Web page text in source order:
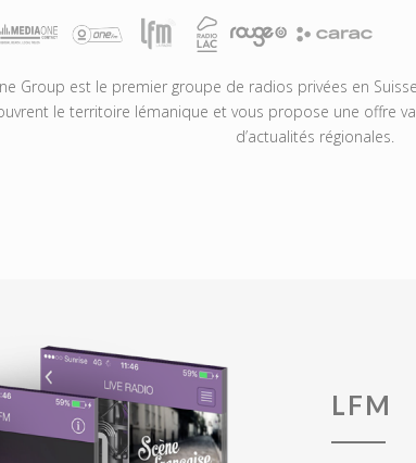
Group est le premier groupe de radios privées en
le territoire lémanique et vous propose une offre
d’actualités régionales.
LFM